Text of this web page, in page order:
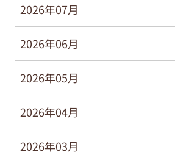
2026年07月
2026年06月
2026年05月
2026年04月
2026年03月